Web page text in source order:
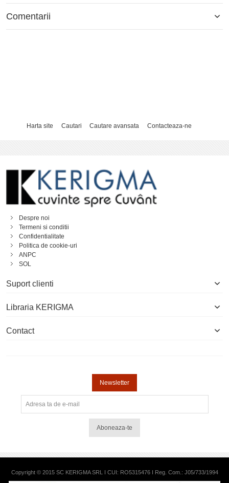
Comentarii
Harta site Cautari Cautare avansata Contacteaza-ne
Despre noi
Termeni si conditii
Confidentialitate
Politica de cookie-uri
ANPC
SOL
Suport clienti
Libraria KERIGMA
Contact
Newsletter
Aboneaza-te
Copyright © 2015 SC KERIGMA SRL I CUI: RO5315476 I Reg. Com.: J05/733/1994